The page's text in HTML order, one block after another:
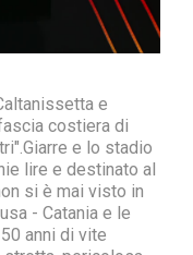
e
costiera di
e lo stadio
lire e destinato al
si è mai visto in
- Catania e le
anni di vite